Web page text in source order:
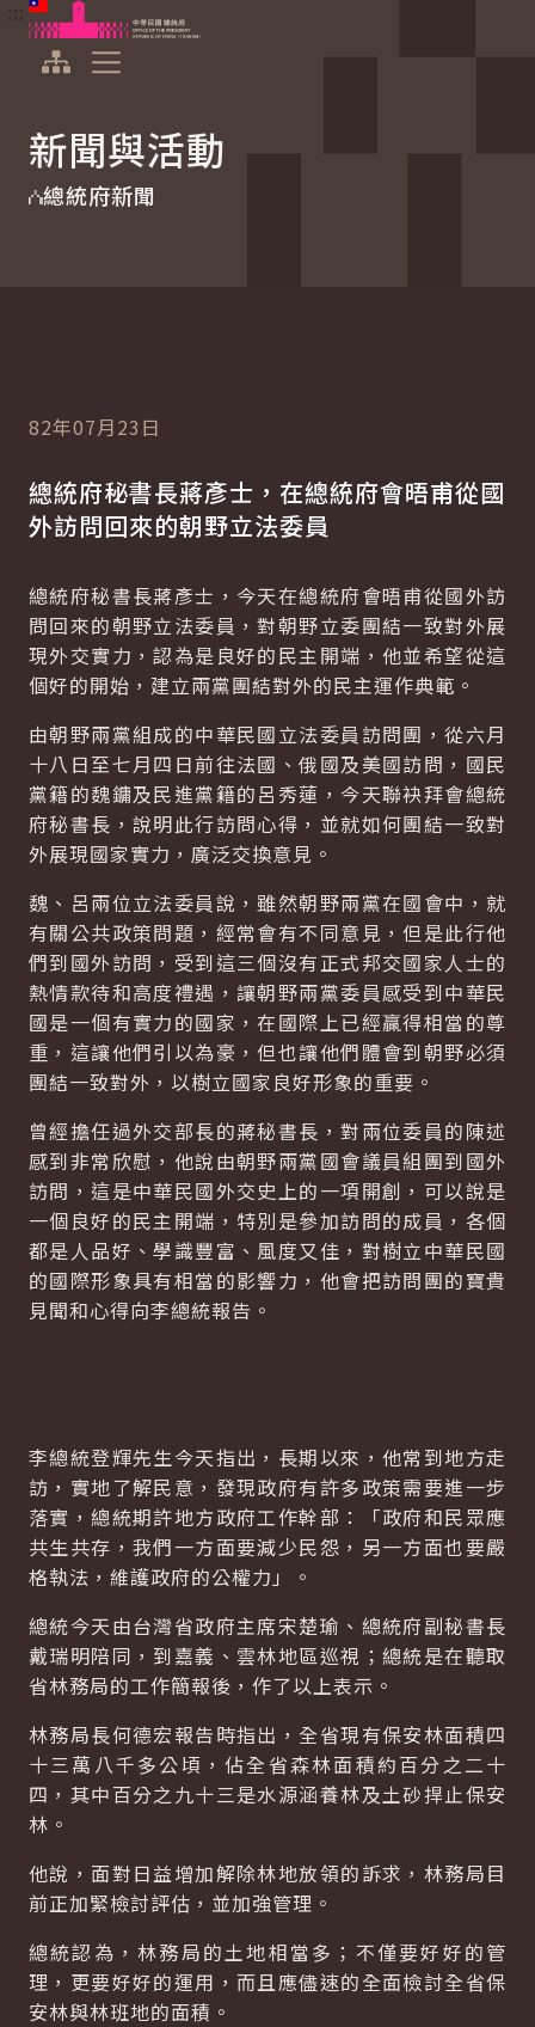
跳到主要內容
中華民國總統府
新聞與活動
總統府新聞
82年07月23日
總統府秘書長蔣彥士，在總統府會晤甫從國
外訪問回來的朝野立法委員
總統府秘書長蔣彥士，今天在總統府會晤甫從國外訪
問回來的朝野立法委員，對朝野立委團結一致對外展
現外交實力，認為是良好的民主開端，他並希望從這
個好的開始，建立兩黨團結對外的民主運作典範。
由朝野兩黨組成的中華民國立法委員訪問團，從六月
十八日至七月四日前往法國、俄國及美國訪問，國民
黨籍的魏鏞及民進黨籍的呂秀蓮，今天聯袂拜會總統
府秘書長，說明此行訪問心得，並就如何團結一致對
外展現國家實力，廣泛交換意見。
魏、呂兩位立法委員說，雖然朝野兩黨在國會中，就
有關公共政策問題，經常會有不同意見，但是此行他
們到國外訪問，受到這三個沒有正式邦交國家人士的
熱情款待和高度禮遇，讓朝野兩黨委員感受到中華民
國是一個有實力的國家，在國際上已經贏得相當的尊
重，這讓他們引以為豪，但也讓他們體會到朝野必須
團結一致對外，以樹立國家良好形象的重要。
曾經擔任過外交部長的蔣秘書長，對兩位委員的陳述
感到非常欣慰，他說由朝野兩黨國會議員組團到國外
訪問，這是中華民國外交史上的一項開創，可以說是
一個良好的民主開端，特別是參加訪問的成員，各個
都是人品好、學識豐富、風度又佳，對樹立中華民國
的國際形象具有相當的影響力，他會把訪問團的寶貴
見聞和心得向李總統報告。
李總統登輝先生今天指出，長期以來，他常到地方走
訪，實地了解民意，發現政府有許多政策需要進一步
落實，總統期許地方政府工作幹部：「政府和民眾應
共生共存，我們一方面要減少民怨，另一方面也要嚴
格執法，維護政府的公權力」。
總統今天由台灣省政府主席宋楚瑜、總統府副秘書長
戴瑞明陪同，到嘉義、雲林地區巡視；總統是在聽取
省林務局的工作簡報後，作了以上表示。
林務局長何德宏報告時指出，全省現有保安林面積四
十三萬八千多公頃，佔全省森林面積約百分之二十
四，其中百分之九十三是水源涵養林及土砂捍止保安
林。
他說，面對日益增加解除林地放領的訴求，林務局目
前正加緊檢討評估，並加強管理。
總統認為，林務局的土地相當多；不僅要好好的管
理，更要好好的運用，而且應儘速的全面檢討全省保
安林與林班地的面積。